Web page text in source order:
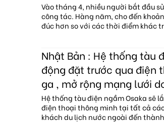
Vào tháng 4, nhiều người bắt đầu
công tác. Hàng năm, cho đến
đúc hơn so với các thời điểm khác
Nhật Bản : Hệ thống tàu
động đặt trước qua điện
ga , mở rộng mạng lưới
Hệ thống tàu điện ngầm Osaka sẽ
điện thoại thông minh tại tất cả
khách du lịch nước ngoài đến